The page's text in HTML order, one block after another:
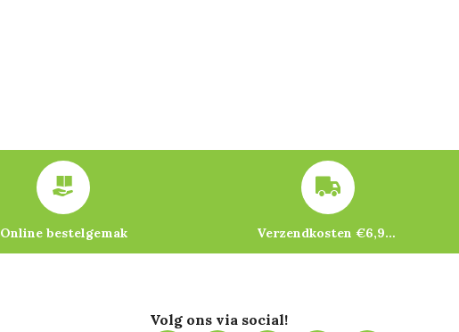
Online bestelgemak Verzendkosten €6,95 – gratis bij je eerste bestelling vanaf €200
Volg ons via social!